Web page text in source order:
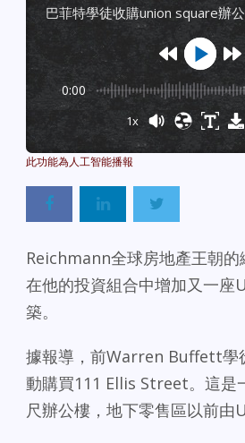
巴菲特學徒收購union square辦
0:00
1x
Reichmann全球房地產王朝的
在他的投資組合中增加又一座
築。
據報導，前Warren Buffett學
動購買111 Ellis Street。這是
尺辦公樓，地下零售區以前由